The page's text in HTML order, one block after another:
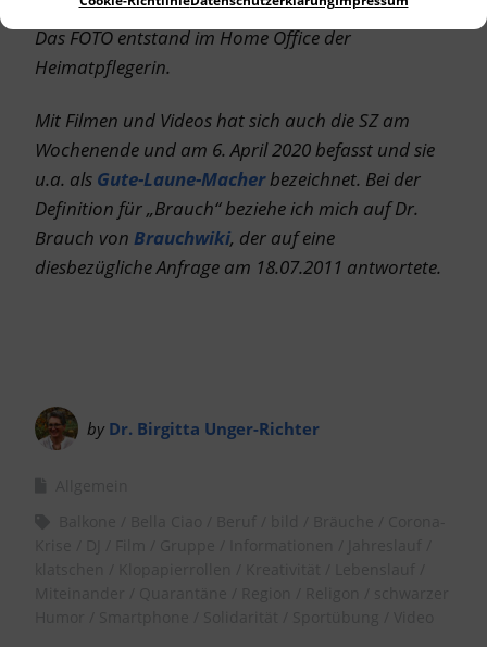
Das FOTO entstand im Home Office der
Heimatpflegerin.
Mit Filmen und Videos hat sich auch die SZ am
Wochenende und am 6. April 2020 befasst und sie
u.a. als Gute-Laune-Macherbezeichnet. Bei der
Definition für „Brauch“ beziehe ich mich auf Dr.
Brauch von Brauchwiki, der auf eine
diesbezügliche Anfrage am 18.07.2011 antwortete.
by Dr. Birgitta Unger-Richter